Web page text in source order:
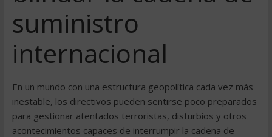
suministro
internacional
En un mundo con una estructura geopolítica cada vez más
inestable, los directivos pueden sentirse poco preparados
para gestionar atentados terroristas, disturbios y otros
acontecimientos capaces de interrumpir la cadena de